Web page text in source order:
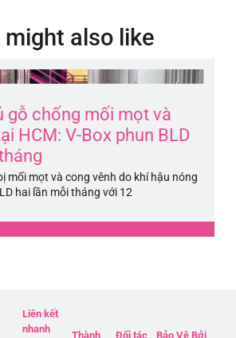
might also like
gỗ chống mối mọt và
HCM: V-Box phun BLD
mối mọt và cong vênh do khí hậu nóng
hai lần mỗi tháng với 12
Liên kết
nhanh
Thành Đối tác Bảo Vệ Bởi